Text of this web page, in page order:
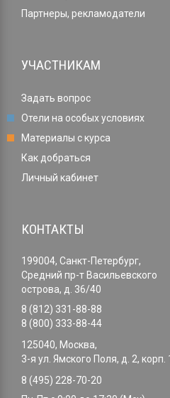
Партнеры, рекламодатели
УЧАСТНИКАМ
Задать вопрос
Отели на особых условиях
Материалы с курса
Как добраться
Личный кабинет
КОНТАКТЫ
199004, Санкт-Петербург,
Средний пр-т Васильевского
острова, д. 36/40
8 (812) 331-88-88
8 (800) 333-88-44
125040, Москва,
3-я ул. Ямского Поля, д. 2, корп. 1
8 (495) 228-70-20